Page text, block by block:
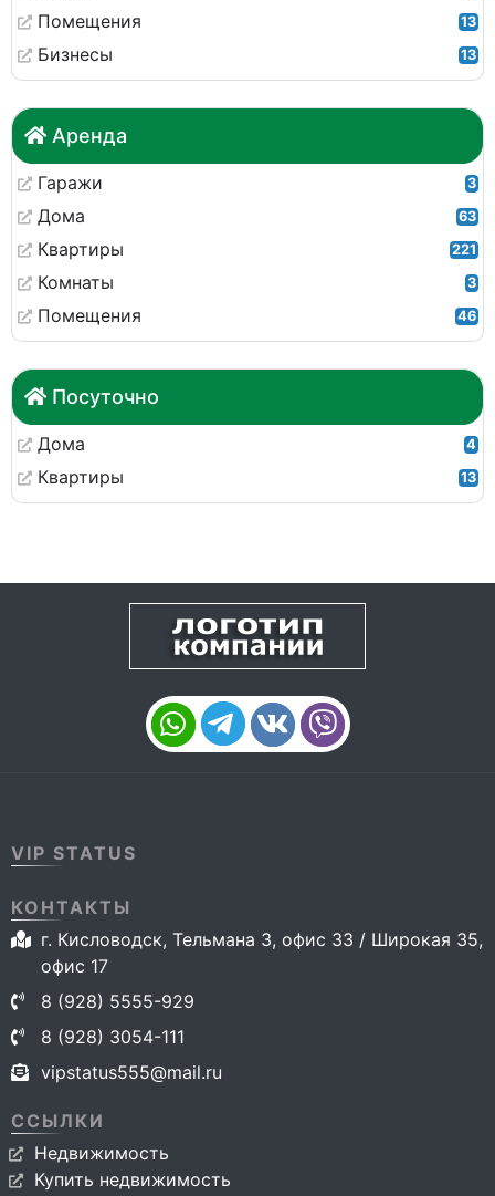
Помещения 13
Бизнесы 13
Аренда
Гаражи 3
Дома 63
Квартиры 221
Комнаты 3
Помещения 46
Посуточно
Дома 4
Квартиры 13
VIP STATUS
КОНТАКТЫ
г. Кисловодск, Тельмана 3, офис 33 / Широкая 35,
офис 17
8 (928) 5555-929
8 (928) 3054-111
vipstatus555@mail.ru
ССЫЛКИ
Недвижимость
Купить недвижимость